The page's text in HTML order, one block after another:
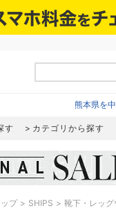
熊本県を
す カテゴリから探す
ップ SHIPS 靴下・レッグ